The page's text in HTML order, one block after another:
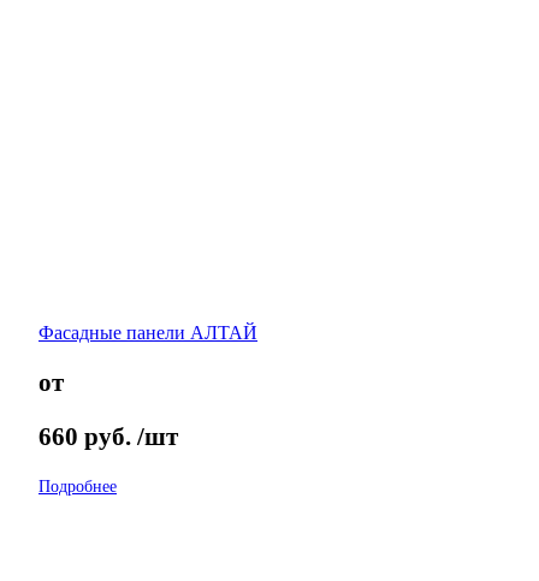
Фасадные панели АЛТАЙ
от
660 руб. /шт
Подробнее